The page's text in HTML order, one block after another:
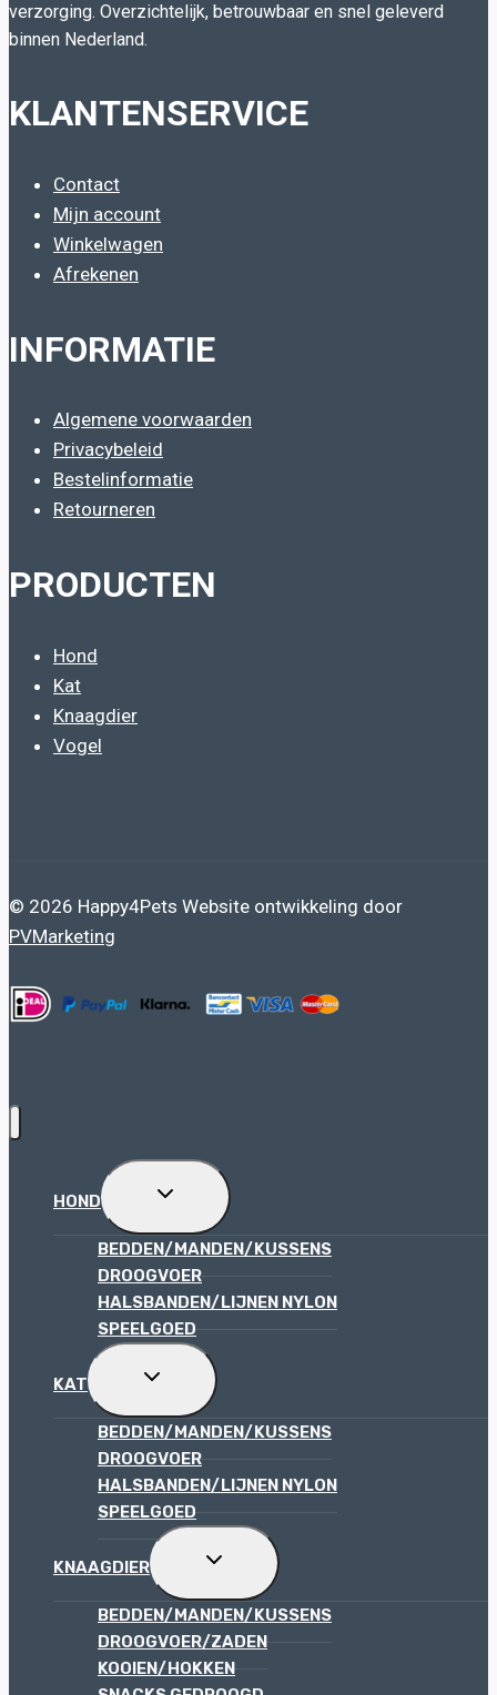
verzorging. Overzichtelijk, betrouwbaar en snel geleverd
binnen Nederland.
KLANTENSERVICE
Contact
Mijn account
Winkelwagen
Afrekenen
INFORMATIE
Algemene voorwaarden
Privacybeleid
Bestelinformatie
Retourneren
PRODUCTEN
Hond
Kat
Knaagdier
Vogel
© 2026 Happy4Pets Website ontwikkeling door
PVMarketing
HOND
TOGGLE
SUBMENU
BEDDEN/MANDEN/KUSSENS
DROOGVOER
HALSBANDEN/LIJNEN NYLON
SPEELGOED
KAT
TOGGLE
SUBMENU
BEDDEN/MANDEN/KUSSENS
DROOGVOER
HALSBANDEN/LIJNEN NYLON
SPEELGOED
KNAAGDIER
TOGGLE
SUBMENU
BEDDEN/MANDEN/KUSSENS
DROOGVOER/ZADEN
KOOIEN/HOKKEN